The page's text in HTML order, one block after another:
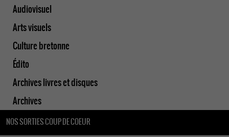
Audiovisuel
Arts visuels
Culture bretonne
Édito
Archives livres et disques
Archives
NOS SORTIES COUP DE COEUR